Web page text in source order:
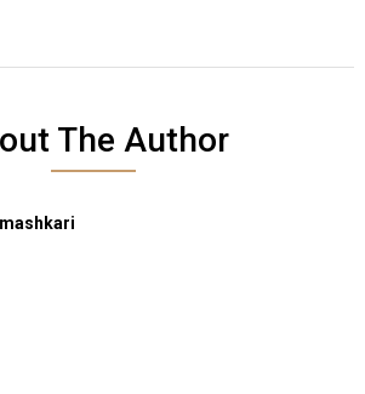
The Author